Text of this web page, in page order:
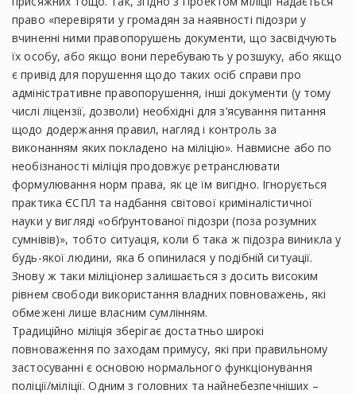
право «перевіряти у громадян за наявності підозри у
вчиненні ними правопорушень документи, що засвідчують
їх особу, або якщо вони перебувають у розшуку, або якщо
є привід для порушення щодо таких осіб справи про
адміністративне правопорушення, інші документи (у тому
числі ліцензії, дозволи) необхідні для з’ясування питання
щодо додержання правил, нагляд і контроль за
виконанням яких покладено на міліцію». Навмисне або по
необізнаності міліція продовжує ретранслювати
формулювання норм права, як це їм вигідно. Ігнорується
практика ЄСПЛ та надбання світової криміналістичної
науки у вигляді «обґрунтованої підозри (поза розумних
сумнівів)», тобто ситуація, коли б така ж підозра виникла у
будь-якої людини, яка б опинилася у подібній ситуації.
Знову ж таки міліціонер залишається з досить високим
рівнем свободи використання владних повноважень, які
обмежені лише власним сумлінням.
Традиційно міліція зберігає достатньо широкі
повноваження по заходам примусу, які при правильному
застосуванні є основою нормального функціонування
поліції/міліції. Одним з головних та найнебезпечніших –